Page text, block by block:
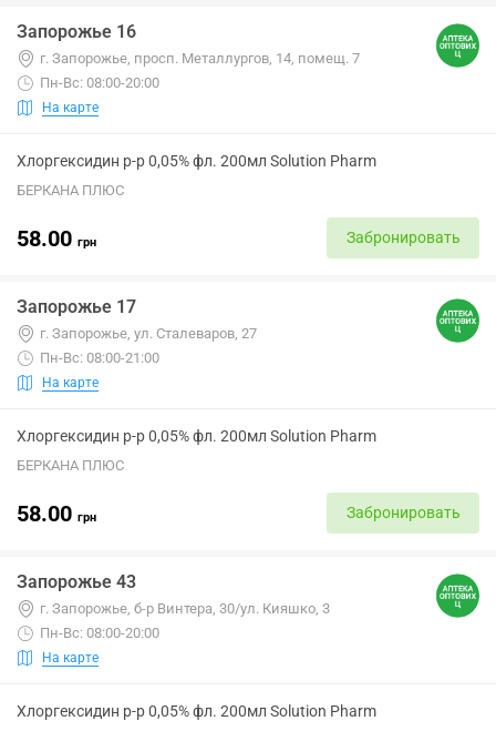
Запорожье 16
г. Запорожье, просп. Металлургов, 14, помещ. 7
Пн-Вс: 08:00-20:00
На карте
Хлоргексидин р-р 0,05% фл. 200мл Solution Pharm
БЕРКАНА ПЛЮС
58.00 грн Забронировать
Запорожье 17
г. Запорожье, ул. Сталеваров, 27
Пн-Вс: 08:00-21:00
На карте
Хлоргексидин р-р 0,05% фл. 200мл Solution Pharm
БЕРКАНА ПЛЮС
58.00 грн Забронировать
Запорожье 43
г. Запорожье, б-р Винтера, 30/ул. Кияшко, 3
Пн-Вс: 08:00-20:00
На карте
Хлоргексидин р-р 0,05% фл. 200мл Solution Pharm